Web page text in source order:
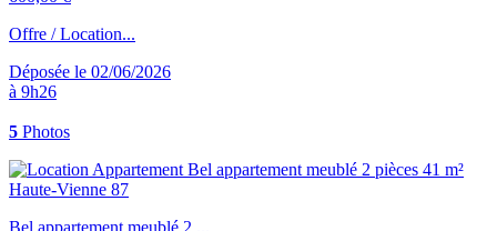
Offre / Location...
Déposée le 02/06/2026
à 9h26
5 Photos
Bel appartement meublé 2 ...